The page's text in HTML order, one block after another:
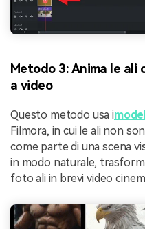
Metodo 3: Anima le ali
a video
Questo metodo usa i
Filmora, in cui le ali non
come parte di una scena
in modo naturale,
foto ali in brevi video